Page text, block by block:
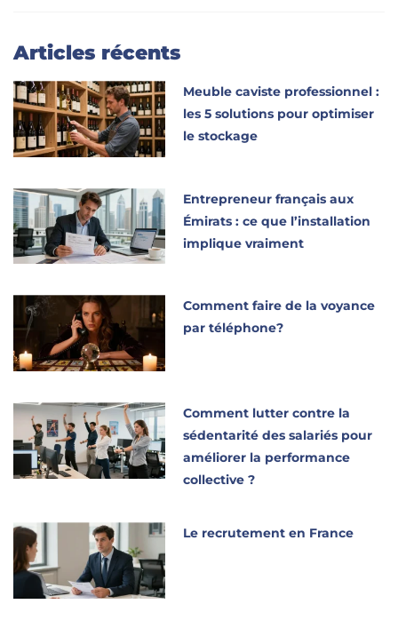
Articles récents
Meuble caviste professionnel :
les 5 solutions pour optimiser
le stockage
Entrepreneur français aux
Émirats : ce que l’installation
implique vraiment
Comment faire de la voyance
par téléphone?
Comment lutter contre la
sédentarité des salariés pour
améliorer la performance
collective ?
Le recrutement en France